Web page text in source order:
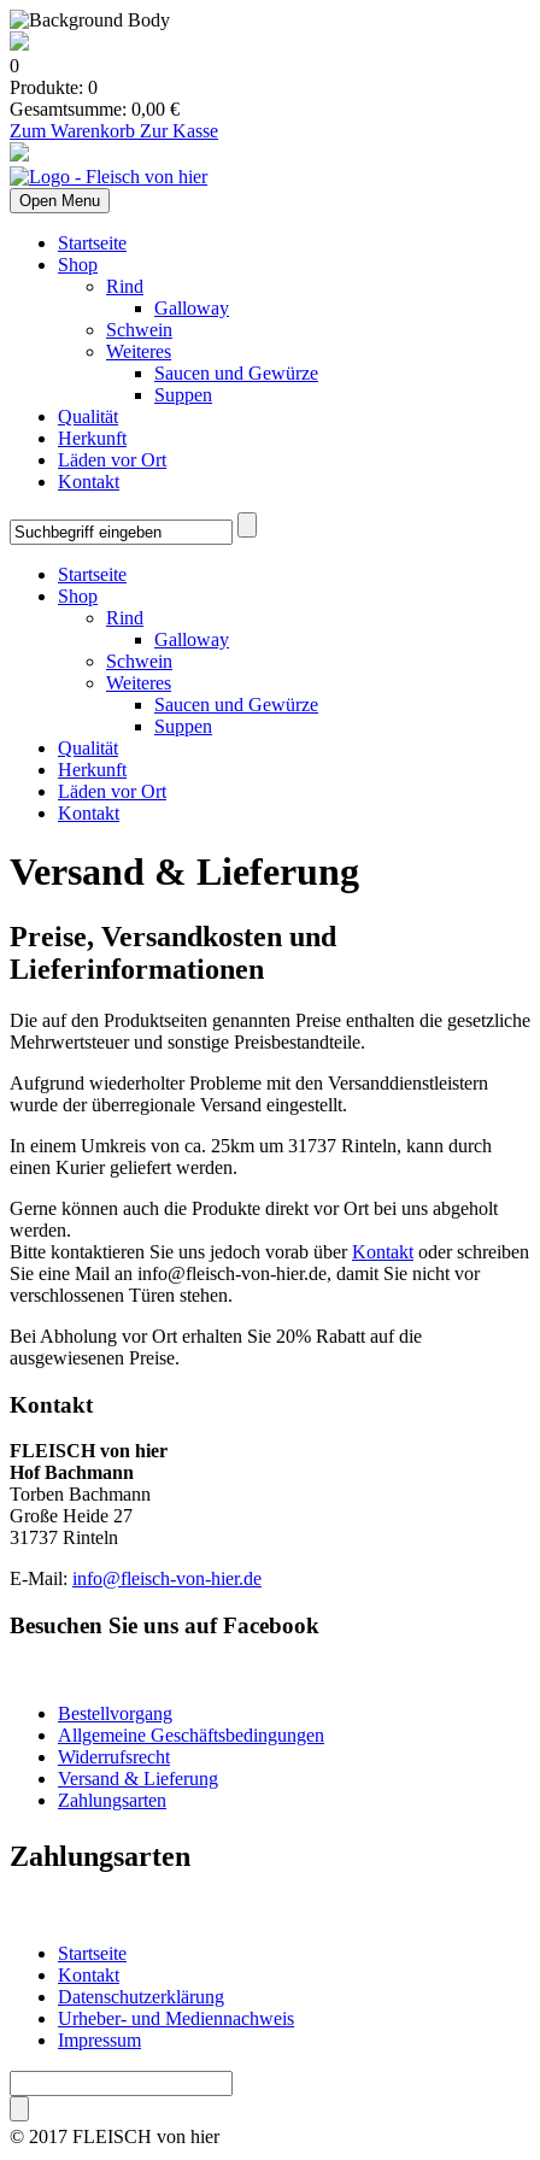
0
Produkte: 0
Gesamtsumme: 0,00 €
Zum Warenkorb Zur Kasse
Open Menu
Startseite
Shop
Rind
Galloway
Schwein
Weiteres
Saucen und Gewürze
Suppen
Qualität
Herkunft
Läden vor Ort
Kontakt
Startseite
Shop
Rind
Galloway
Schwein
Weiteres
Saucen und Gewürze
Suppen
Qualität
Herkunft
Läden vor Ort
Kontakt
Versand & Lieferung
Preise, Versandkosten und
Lieferinformationen
Die auf den Produktseiten genannten Preise enthalten die gesetzliche
Mehrwertsteuer und sonstige Preisbestandteile.
Aufgrund wiederholter Probleme mit den Versanddienstleistern
wurde der überregionale Versand eingestellt.
In einem Umkreis von ca. 25km um 31737 Rinteln, kann durch
einen Kurier geliefert werden.
Gerne können auch die Produkte direkt vor Ort bei uns abgeholt
werden.
Bitte kontaktieren Sie uns jedoch vorab überKontakt oder schreiben
Sie eine Mail an info@fleisch-von-hier.de, damit Sie nicht vor
verschlossenen Türen stehen.
Bei Abholung vor Ort erhalten Sie 20% Rabatt auf die
ausgewiesenen Preise.
Kontakt
FLEISCH von hier
Hof Bachmann
Torben Bachmann
Große Heide 27
31737 Rinteln
E-Mail: info@fleisch-von-hier.de
Besuchen Sie uns auf Facebook
Bestellvorgang
Allgemeine Geschäftsbedingungen
Widerrufsrecht
Versand & Lieferung
Zahlungsarten
Zahlungsarten
Startseite
Kontakt
Datenschutzerklärung
Urheber- und Mediennachweis
Impressum
© 2017 FLEISCH von hier